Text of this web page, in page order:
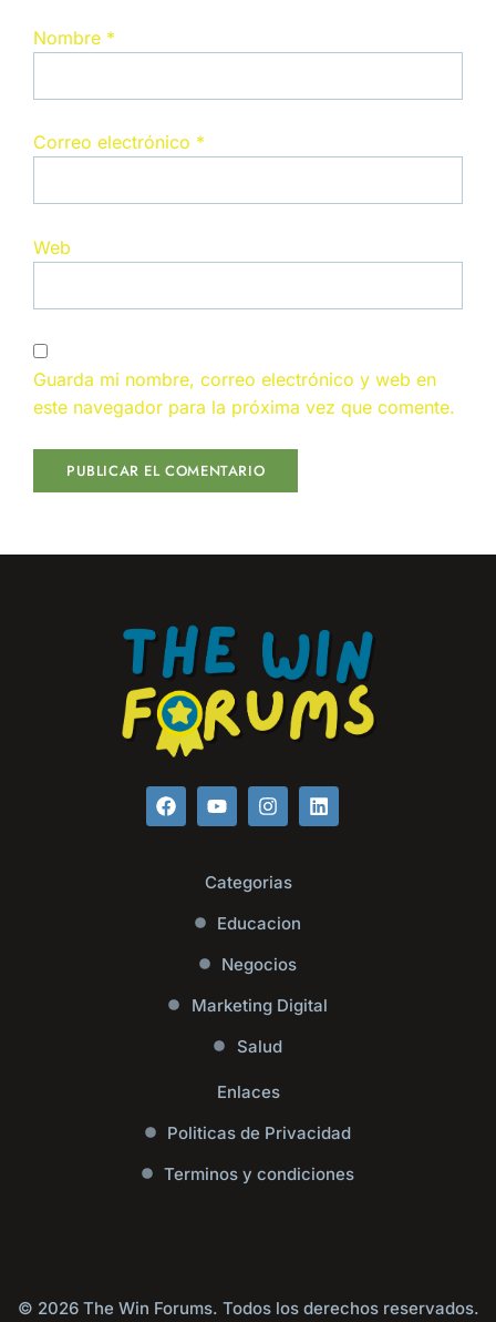
Nombre *
Correo electrónico *
Web
Guarda mi nombre, correo electrónico y web en
este navegador para la próxima vez que comente.
Categorias
Educacion
Negocios
Marketing Digital
Salud
Enlaces
Politicas de Privacidad
Terminos y condiciones
© 2026 The Win Forums. Todos los derechos reservados.